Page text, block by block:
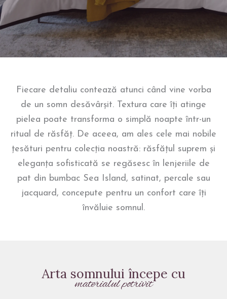
Fiecare detaliu contează atunci când vine vorba
de un somn desăvârșit. Textura care îți atinge
pielea poate transforma o simplă noapte într-un
ritual de răsfăț. De aceea, am ales cele mai nobile
țesături pentru colecția noastră: răsfățul suprem și
eleganța sofisticată se regăsesc în lenjeriile de
pat din bumbac Sea Island, satinat, percale sau
jacquard, concepute pentru un confort care îți
învăluie somnul.
Arta somnului începe cu
materialul potrivit